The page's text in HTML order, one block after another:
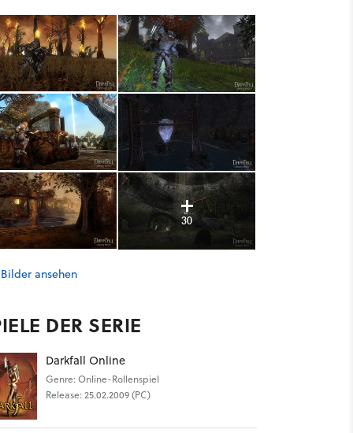
30
ansehen
DER SERIE
Darkfall Online
Genre: Online-Rollenspiel
Release: 25.02.2009 (PC)